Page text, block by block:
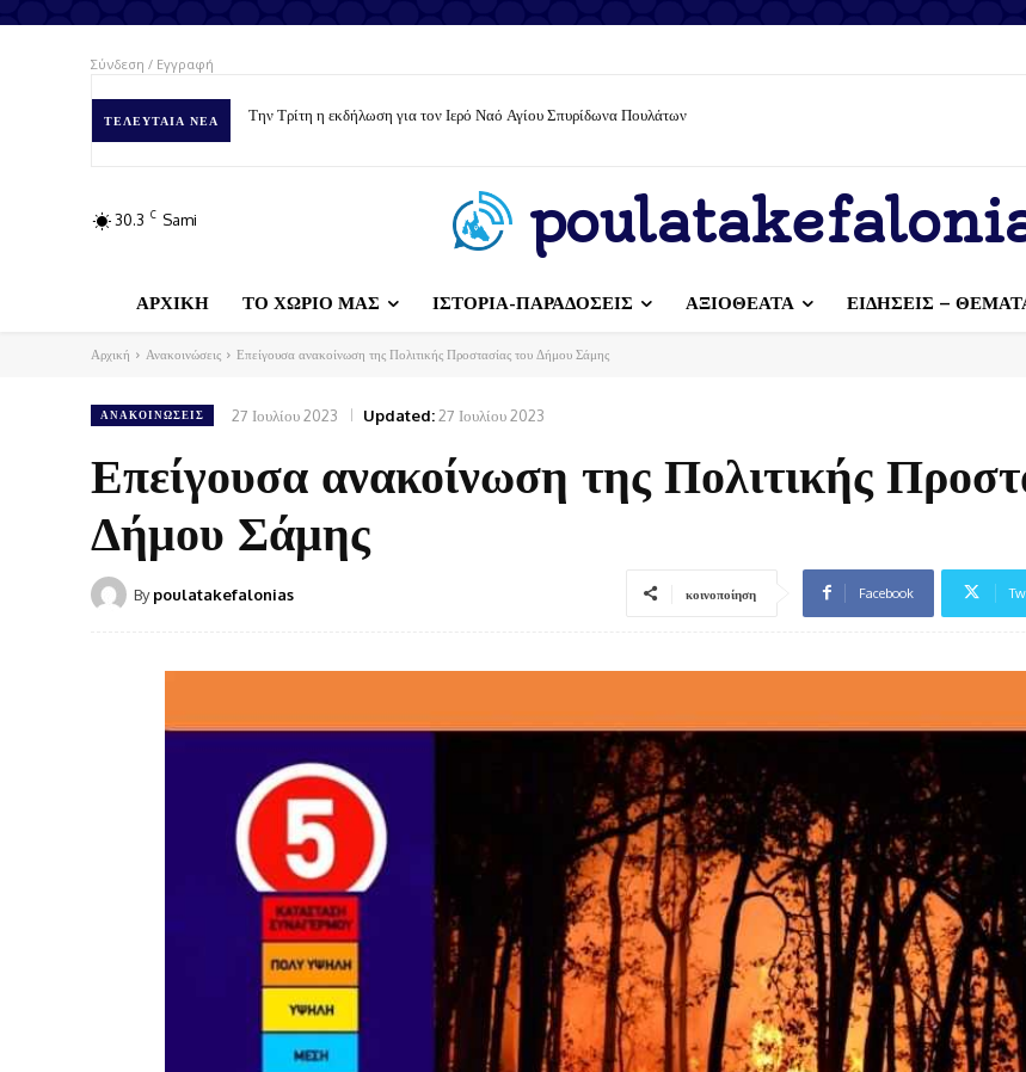
Σύνδεση / Εγγραφή
ΤΕΛΕΥΤΑΊΑ ΝΈΑ Την Τρίτη η εκδήλωση για τον Ιερό Ναό Αγίου Σπυρίδωνα Πουλάτων
Δήμος Σάμης: Ταΐζουμε με αγάπη – Φροντίζουμε με υπευθυνότητα – Διατηρούμε τον τόπο μας καθαρό
30.3 C Sami
ΑΡΧΙΚΗ ΤΟ ΧΩΡΙΟ ΜΑΣ ΙΣΤΟΡΙΑ-ΠΑΡΑΔΟΣΕΙΣ ΑΞΙΟΘΕΑΤΑ ΕΙΔΗΣΕΙΣ –
Αρχική Ανακοινώσεις Επείγουσα ανακοίνωση της Πολιτικής Προστασίας του Δήμου Σάμης
ΑΝΑΚΟΙΝΏΣΕΙΣ 27 Ιουλίου 2023 Updated:27 Ιουλίου 2023
Επείγουσα ανακοίνωση της Πολιτικής
Δήμου Σάμης
By poulatakefalonias κοινοποίηση Facebook